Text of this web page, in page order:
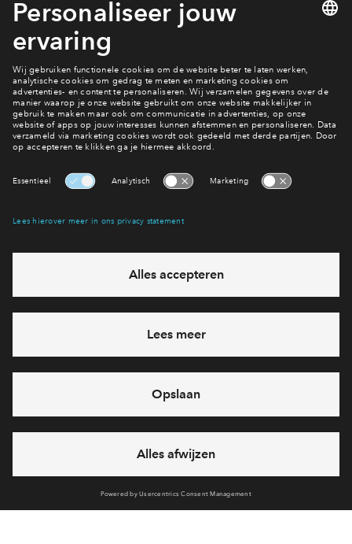
Ontdek het aanbod!
Ook wonen in Het Veilingkwartier?
Ontdek het aanbod!
Interesse? Meld je dan snel aan
Hiermee blijf je op de hoogte van het belangrijkste nieuws en
Ja, ik wil mij aanmelden
Heb je een vraag en wil je direct antwoord? Bel ons op
712 20 71
feestdagen)
vandaag gesloten, maandag zijn we vanaf
09:00 uur weer
bereikbaar